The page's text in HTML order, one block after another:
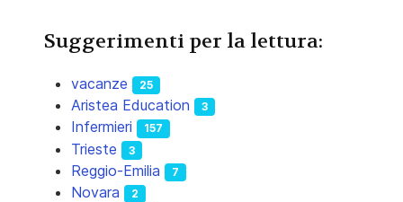
Suggerimenti per la lettura:
vacanze 25
Aristea Education 3
Infermieri 157
Trieste 3
Reggio-Emilia 7
Novara 2